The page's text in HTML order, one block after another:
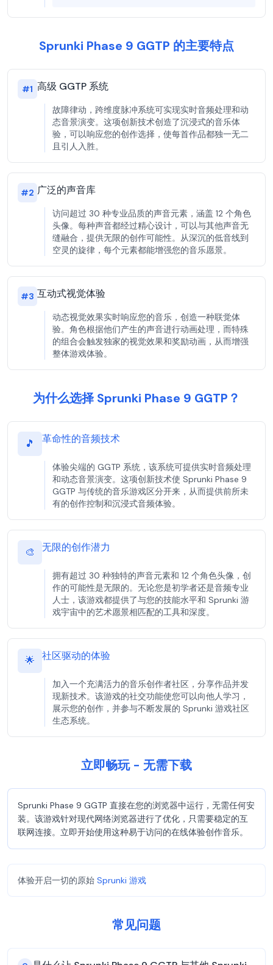
Sprunki Phase 9 GGTP 的主要特点
#1 高级 GGTP 系统
故障律动，跨维度脉冲系统可实现实时音频处理和动
态音景演变。这项创新技术创造了沉浸式的音乐体
验，可以响应您的创作选择，使每首作品都独一无二
且引人入胜。
#2 广泛的声音库
访问超过 30 种专业品质的声音元素，涵盖 12 个角色
头像。每种声音都经过精心设计，可以与其他声音无
缝融合，提供无限的创作可能性。从深沉的低音线到
空灵的旋律，每个元素都能增强您的音乐愿景。
#3 互动式视觉体验
动态视觉效果实时响应您的音乐，创造一种联觉体
验。角色根据他们产生的声音进行动画处理，而特殊
的组合会触发独家的视觉效果和奖励动画，从而增强
整体游戏体验。
为什么选择 Sprunki Phase 9 GGTP？
🎵 革命性的音频技术
体验尖端的 GGTP 系统，该系统可提供实时音频处理
和动态音景演变。这项创新技术使 Sprunki Phase 9
GGTP 与传统的音乐游戏区分开来，从而提供前所未
有的创作控制和沉浸式音频体验。
🎨 无限的创作潜力
拥有超过 30 种独特的声音元素和 12 个角色头像，创
作的可能性是无限的。无论您是初学者还是音频专业
人士，该游戏都提供了与您的技能水平和 Sprunki 游
戏宇宙中的艺术愿景相匹配的工具和深度。
🌟 社区驱动的体验
加入一个充满活力的音乐创作者社区，分享作品并发
现新技术。该游戏的社交功能使您可以向他人学习，
展示您的创作，并参与不断发展的 Sprunki 游戏社区
生态系统。
立即畅玩 - 无需下载
Sprunki Phase 9 GGTP 直接在您的浏览器中运行，无需任何安
装。该游戏针对现代网络浏览器进行了优化，只需要稳定的互
联网连接。立即开始使用这种易于访问的在线体验创作音乐。
体验开启一切的原始 Sprunki 游戏
常见问题